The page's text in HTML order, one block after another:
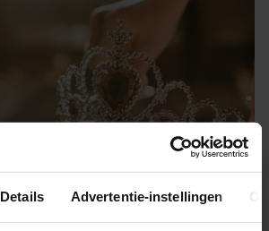
Details Advertentie-instellingen